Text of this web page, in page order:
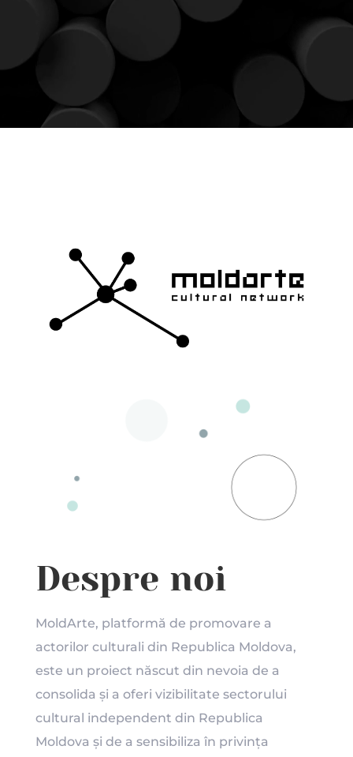
Despre noi
MoldArte, platformă de promovare a
actorilor culturali din Republica Moldova,
este un proiect născut din nevoia de a
consolida și a oferi vizibilitate sectorului
cultural independent din Republica
Moldova și de a sensibiliza în privința